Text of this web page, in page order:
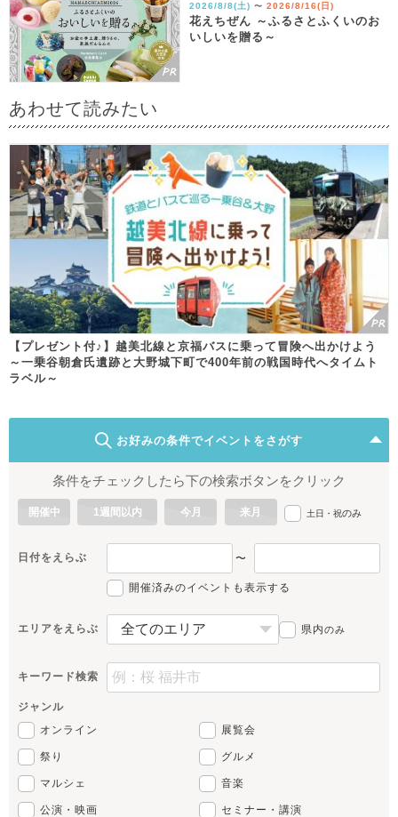
2026/8/8(土) 〜 2026/8/16(日)
花えちぜん ～ふるさとふくいのお
いしいを贈る～
あわせて読みたい
【プレゼント付♪】越美北線と京福バスに乗って冒険へ出かけよう
～一乗谷朝倉氏遺跡と大野城下町で400年前の戦国時代へタイムト
ラベル～
お好みの条件でイベントをさがす
条件をチェックしたら下の検索ボタンをクリック
開催中 1週間以内 今月 来月 土日・祝のみ
日付をえらぶ 〜
開催済みのイベントも表示する
エリアをえらぶ 県内のみ
キーワード検索
ジャンル
オンライン
展覧会
祭り グルメ
マルシェ 音楽
公演・映画 セミナー・講演